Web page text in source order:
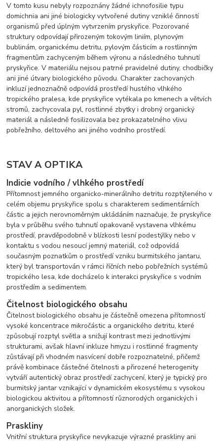
V tomto kusu nebyly rozpoznány žádné ichnofosilie typu
domichnia ani jiné biologicky vytvořené dutiny vzniklé činností
organismů před úplným vytvrzením pryskyřice. Pozorované
struktury odpovídají přirozeným tokovým liniím, plynovým
bublinám, organickému detritu, pylovým částicím a rostlinným
fragmentům zachyceným během výronu a následného tuhnutí
pryskyřice. V materiálu nejsou patrné pravidelné dutiny, chodbičky
ani jiné útvary biologického původu. Charakter zachovaných
inkluzí jednoznačně odpovídá prostředí hustého vlhkého
tropického pralesa, kde pryskyřice vytékala po kmenech a větvích
stromů, zachycovala pyl, rostlinné zbytky i drobný organický
materiál a následně fosilizovala bez prokazatelného vlivu
pobřežního, deltového ani jiného vodního prostředí.
STAV A OPTIKA
Indicie vodního / vlhkého prostředí
Přítomnost jemného organicko-minerálního detritu rozptýleného v
celém objemu pryskyřice spolu s charakterem sedimentárních
částic a jejich nerovnoměrným ukládáním naznačuje, že pryskyřice
byla v průběhu svého tuhnutí opakovaně vystavena vlhkému
prostředí, pravděpodobně v blízkosti lesní podestýlky nebo v
kontaktu s vodou nesoucí jemný materiál, což odpovídá
současným poznatkům o prostředí vzniku burmitského jantaru,
který byl transportován v rámci říčních nebo pobřežních systémů
tropického lesa, kde docházelo k interakci pryskyřice s vodním
prostředím a sedimentem.
Čitelnost biologického obsahu
Čitelnost biologického obsahu je částečně omezena přítomností
vysoké koncentrace mikročástic a organického detritu, které
způsobují rozptyl světla a snižují kontrast mezi jednotlivými
strukturami, avšak hlavní inkluze hmyzu i rostlinné fragmenty
zůstávají při vhodném nasvícení dobře rozpoznatelné, přičemž
právě kombinace částečné čitelnosti a přirozené heterogenity
vytváří autentický obraz prostředí zachycení, který je typický pro
burmitský jantar vznikající v dynamickém ekosystému s vysokou
biologickou aktivitou a přítomností různorodých organických i
anorganických složek.
Praskliny
Vnitřní struktura pryskyřice nevykazuje výrazné praskliny ani